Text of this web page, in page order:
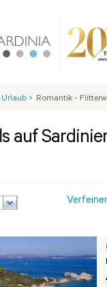
Urlaub > Romantik -
auf